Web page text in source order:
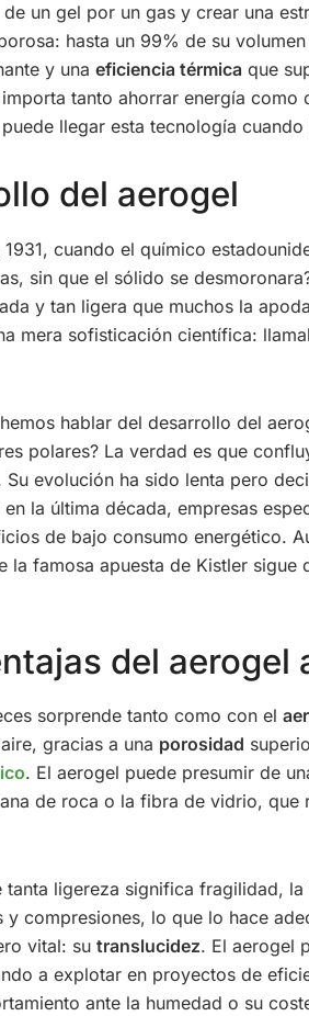
un gel por un gas y crear una
hasta un 99% de su
y una eficiencia térmica que
tanto ahorrar energía
llegar esta tecnología
del aerogel
cuando el químico
sin que el sólido se
y tan ligera que muchos la
mera sofisticación científica:
hablar del desarrollo del
polares? La verdad es que
evolución ha sido lenta pero
la última década, empresas
de bajo consumo energético.
la famosa apuesta de Kistler
del aerogel
sorprende tanto como con el
gracias a una porosidad
. El aerogel puede presumir de
de roca o la fibra de vidrio,
tanta ligereza significa fragilidad,
compresiones, lo que lo hace
vital: su translucidez. El aerogel
a explotar en proyectos de
ante la humedad o su